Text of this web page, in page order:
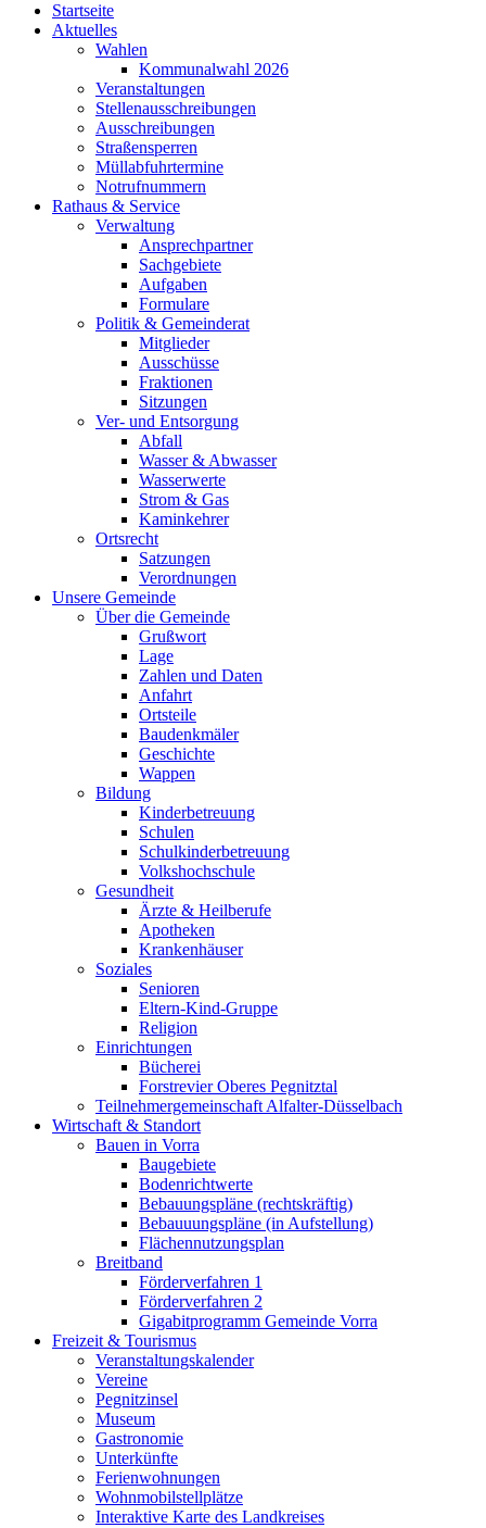
Startseite
Aktuelles
Wahlen
Kommunalwahl 2026
Veranstaltungen
Stellenausschreibungen
Ausschreibungen
Straßensperren
Müllabfuhrtermine
Notrufnummern
Rathaus & Service
Verwaltung
Ansprechpartner
Sachgebiete
Aufgaben
Formulare
Politik & Gemeinderat
Mitglieder
Ausschüsse
Fraktionen
Sitzungen
Ver- und Entsorgung
Abfall
Wasser & Abwasser
Wasserwerte
Strom & Gas
Kaminkehrer
Ortsrecht
Satzungen
Verordnungen
Unsere Gemeinde
Über die Gemeinde
Grußwort
Lage
Zahlen und Daten
Anfahrt
Ortsteile
Baudenkmäler
Geschichte
Wappen
Bildung
Kinderbetreuung
Schulen
Schulkinderbetreuung
Volkshochschule
Gesundheit
Ärzte & Heilberufe
Apotheken
Krankenhäuser
Soziales
Senioren
Eltern-Kind-Gruppe
Religion
Einrichtungen
Bücherei
Forstrevier Oberes Pegnitztal
Teilnehmergemeinschaft Alfalter-Düsselbach
Wirtschaft & Standort
Bauen in Vorra
Baugebiete
Bodenrichtwerte
Bebauungspläne (rechtskräftig)
Bebauuungspläne (in Aufstellung)
Flächennutzungsplan
Breitband
Förderverfahren 1
Förderverfahren 2
Gigabitprogramm Gemeinde Vorra
Freizeit & Tourismus
Veranstaltungskalender
Vereine
Pegnitzinsel
Museum
Gastronomie
Unterkünfte
Ferienwohnungen
Wohnmobilstellplätze
Interaktive Karte des Landkreises